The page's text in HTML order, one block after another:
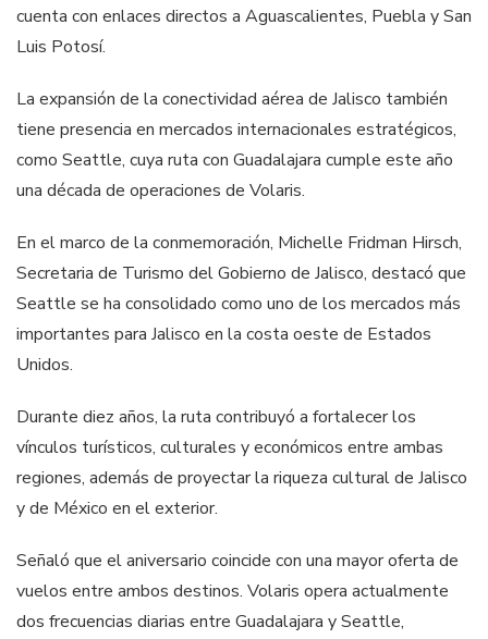
cuenta con enlaces directos a Aguascalientes, Puebla y San
Luis Potosí.
La expansión de la conectividad aérea de Jalisco también
tiene presencia en mercados internacionales estratégicos,
como Seattle, cuya ruta con Guadalajara cumple este año
una década de operaciones de Volaris.
En el marco de la conmemoración, Michelle Fridman Hirsch,
Secretaria de Turismo del Gobierno de Jalisco, destacó que
Seattle se ha consolidado como uno de los mercados más
importantes para Jalisco en la costa oeste de Estados
Unidos.
Durante diez años, la ruta contribuyó a fortalecer los
vínculos turísticos, culturales y económicos entre ambas
regiones, además de proyectar la riqueza cultural de Jalisco
y de México en el exterior.
Señaló que el aniversario coincide con una mayor oferta de
vuelos entre ambos destinos. Volaris opera actualmente
dos frecuencias diarias entre Guadalajara y Seattle,